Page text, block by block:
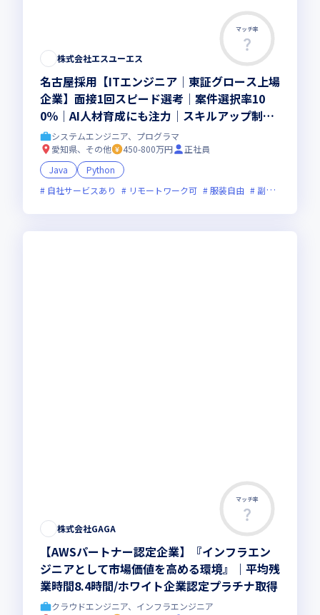
マッチ率
株式会社エスユーエス
名古屋採用【ITエンジニア│東証グロース上場
企業】面接1回スピード選考│案件選択率10
0％│AI人材育成にも注力│スキルアップ制度
ありシステムエンジニア、プログラマ
愛知県、その他
450-800万円
正社員
Java
Python
自社サービスあり
リモートワーク可 服装自由 副業可
マッチ率
株式会社GAGA
【AWSパートナー認定企業】『インフラエン
ジニアとして市場価値を高める環境』｜平均残
業時間8.4時間/ホワイト企業認定プラチナ取得
クラウドエンジニア、インフラエンジニア